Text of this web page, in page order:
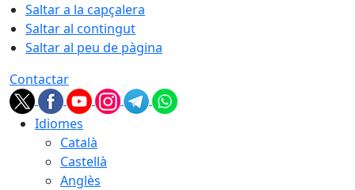
Saltar a la capçalera
Saltar al contingut
Saltar al peu de pàgina
Contactar
Idiomes
Català
Castellà
Anglès